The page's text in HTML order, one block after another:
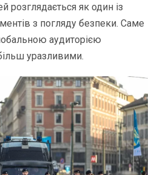
розглядається як один із
з погляду безпеки. Саме
аудиторією
уразливими.